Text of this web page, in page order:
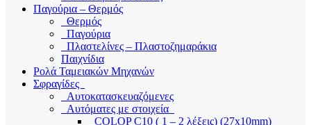
Παγούρια – Θερμός
Θερμός
Παγούρια
Πλαστελίνες – Πλαστοζημαράκια
Παιχνίδια
Ρολά Ταμειακών Μηχανών
Σφραγίδες
Αυτοκατασκευαζόμενες
Αυτόματες με στοιχεία
COLOP C10 ( 1 – 2 λέξεις) (27x10mm)